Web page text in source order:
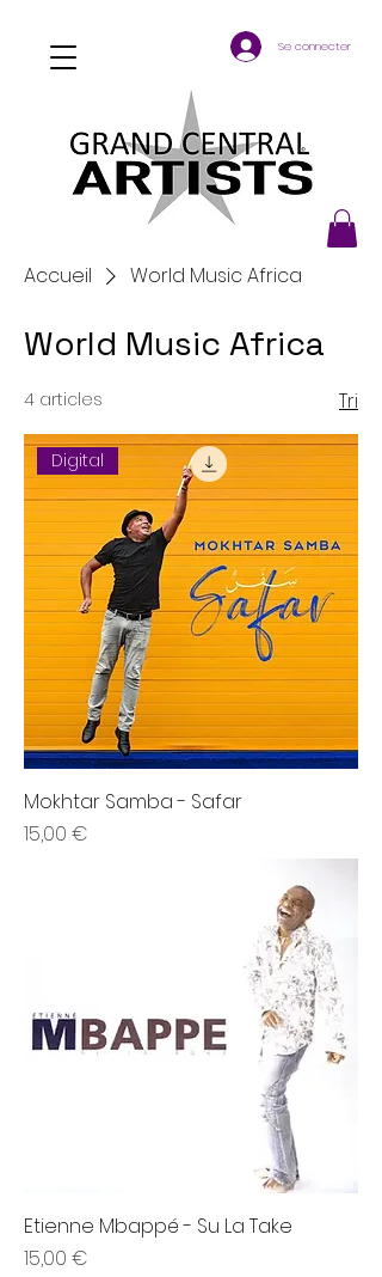
Se connecter
Accueil World Music Africa
World Music Africa
4 articles Tri
Digital
Mokhtar Samba - Safar
Prix
15,00 €
Etienne Mbappé - Su La Take
Prix
15,00 €